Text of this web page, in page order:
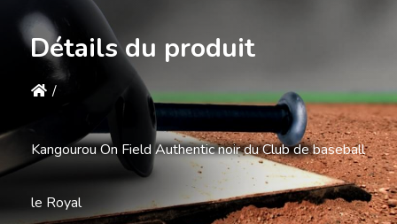
Détails du produit
/
Kangourou On Field Authentic noir du Club de baseball
le Royal